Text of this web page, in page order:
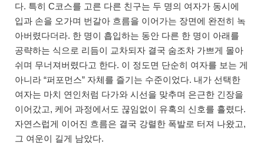
다. 특히 C코스를 고른 다른 친구는 두 명의 여자가 동시에
입과 손을 오가며 번갈아 흐름을 이어가는 장면에 완전히 녹
아버렸다더라. 한 명이 흡입하는 동안 다른 한 명이 아래를
공략하는 식으로 리듬이 교차되자 결국 숨조차 가쁘게 몰아
쉬며 무너져버렸다고 한다. 이 정도면 단순히 여자를 보는 게
아니라 “퍼포먼스” 자체를 즐기는 수준이었다. 내가 선택한
여자는 마치 연인처럼 다가와 시선을 맞추며 은근한 긴장을
이어갔고, 케어 과정에서도 끊임없이 유혹의 신호를 흘렸다.
자연스럽게 이어진 흐름은 결국 강렬한 폭발로 터져 나왔고,
그 여운이 길게 남았다.